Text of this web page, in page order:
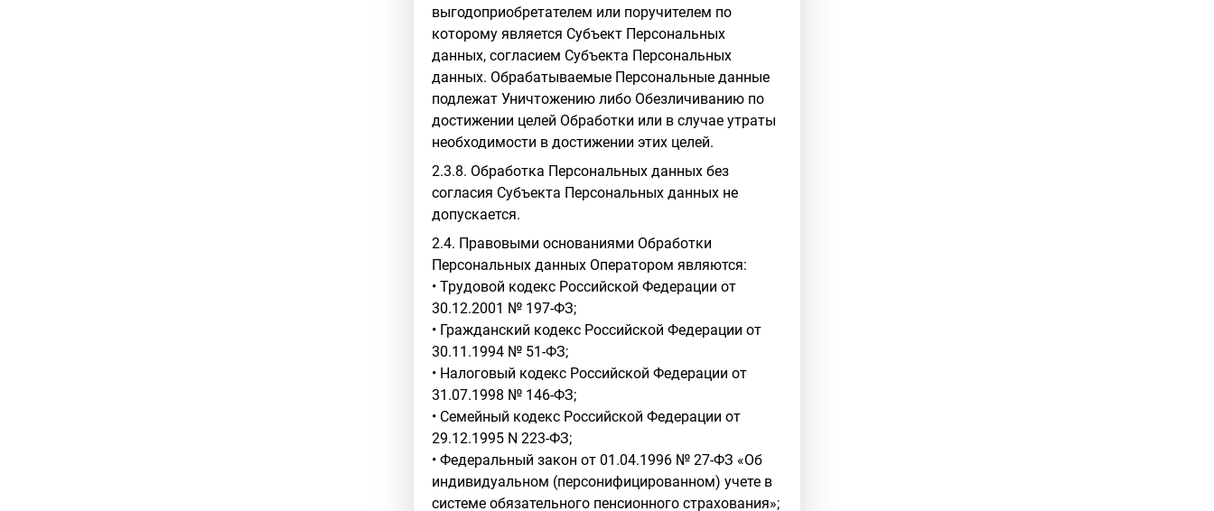
выгодоприобретателем или поручителем по
которому является Субъект Персональных
данных, согласием Субъекта Персональных
данных. Обрабатываемые Персональные данные
подлежат Уничтожению либо Обезличиванию по
достижении целей Обработки или в случае утраты
необходимости в достижении этих целей.
2.3.8. Обработка Персональных данных без
согласия Субъекта Персональных данных не
допускается.
2.4. Правовыми основаниями Обработки
Персональных данных Оператором являются:
• Трудовой кодекс Российской Федерации от
30.12.2001 № 197-ФЗ;
• Гражданский кодекс Российской Федерации от
30.11.1994 № 51-ФЗ;
• Налоговый кодекс Российской Федерации от
31.07.1998 № 146-ФЗ;
• Семейный кодекс Российской Федерации от
29.12.1995 N 223-ФЗ;
• Федеральный закон от 01.04.1996 № 27-ФЗ «Об
индивидуальном (персонифицированном) учете в
системе обязательного пенсионного страхования»;